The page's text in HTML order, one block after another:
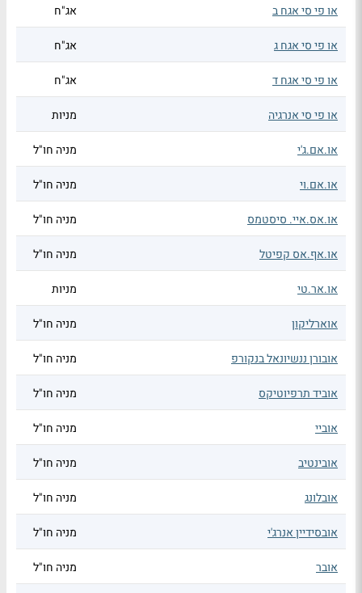
או פי סי אגח ב אג"ח
או פי סי אגח ג אג"ח
או פי סי אגח ד אג"ח
או פי סי אנרגיה מניות
או.אם.ג'י מניה חו"ל
או.אם.וי מניה חו"ל
או.אס.איי. סיסטמס מניה חו"ל
או.אף.אס קפיטל מניה חו"ל
או.אר.טי מניות
אוארליקון מניה חו"ל
אובורן ננשיונאל בנקורפ מניה חו"ל
אוביד תרפיוטיקס מניה חו"ל
אוביי מניה חו"ל
אובינטיב מניה חו"ל
אובלונג מניה חו"ל
אובסידיין אנרג'י מניה חו"ל
אובר מניה חו"ל